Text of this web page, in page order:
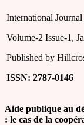
International
Volume-2 Issue-1,
Published by
ISSN: 2787-0146
Aide publique au
: le cas de la